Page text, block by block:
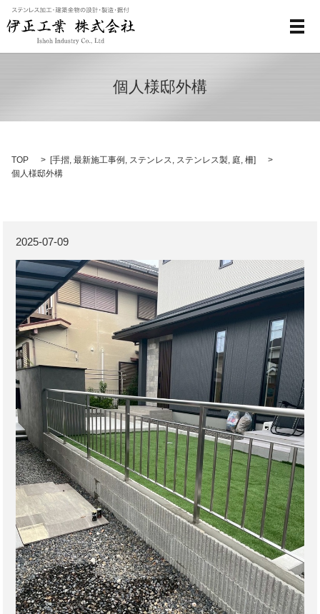
メ
個人様邸外構
TOP [手摺,最新施工事例 , ステンレス, ステンレス製, 庭,柵]
個人様邸外構
2025-07-09